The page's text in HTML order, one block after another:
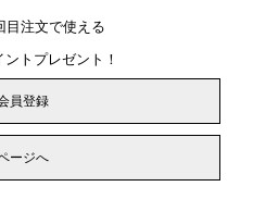
目注文で使える
トプレゼント！
員登録
ージへ